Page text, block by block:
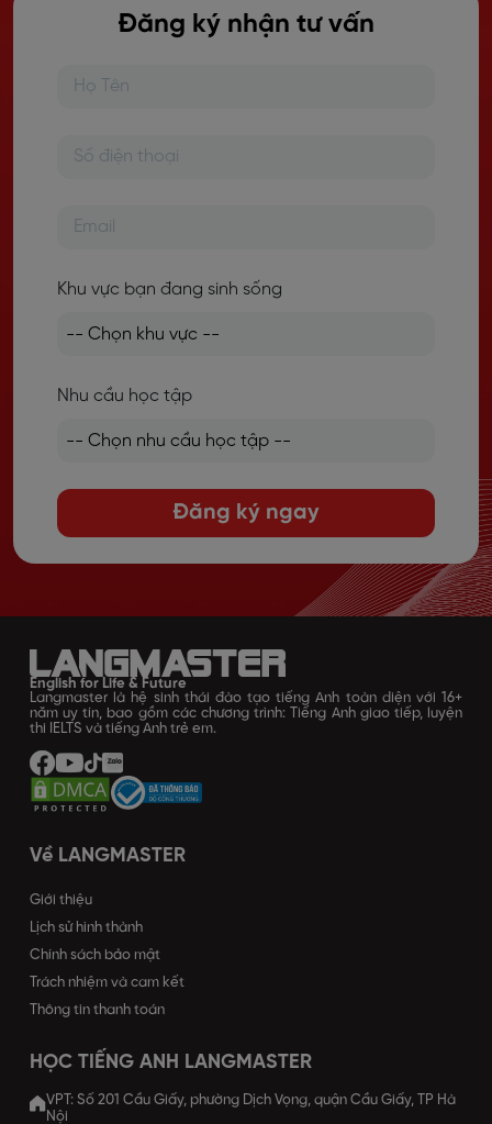
Đăng ký nhận tư vấn
Khu vực bạn đang sinh sống
Nhu cầu học tập
Đăng ký ngay
English for Life & Future
Langmaster là hệ sinh thái đào tạo tiếng Anh toàn diện với 16+
năm uy tín, bao gồm các chương trình: Tiếng Anh giao tiếp, luyện
thi IELTS và tiếng Anh trẻ em.
Về LANGMASTER
Giới thiệu
Lịch sử hình thành
Chính sách bảo mật
Trách nhiệm và cam kết
Thông tin thanh toán
HỌC TIẾNG ANH LANGMASTER
VPT: Số 201 Cầu Giấy, phường Dịch Vọng, quận Cầu Giấy, TP Hà
Nội